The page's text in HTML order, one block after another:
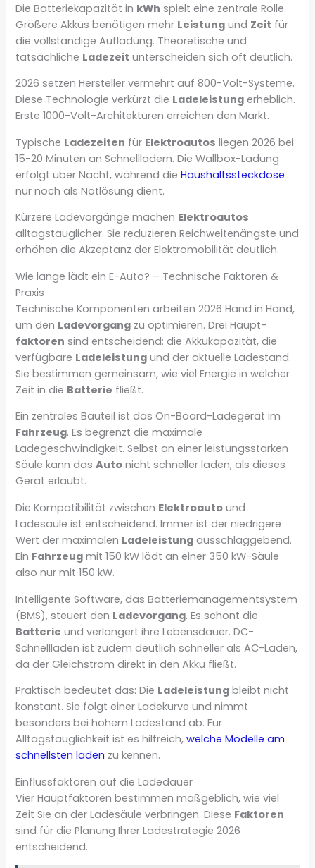
Die Batteriekapazität in kWh spielt eine zentrale Rolle.
Größere Akkus benötigen mehr Leistung und Zeit für
die vollständige Aufladung. Theoretische und
tatsächliche Ladezeit unterscheiden sich oft deutlich.
2026 setzen Hersteller vermehrt auf 800-Volt-Systeme.
Diese Technologie verkürzt die Ladeleistung erheblich.
Erste 1000-Volt-Architekturen erreichen den Markt.
Typische Ladezeiten für Elektroautos liegen 2026 bei
15-20 Minuten an Schnellladern. Die Wallbox-Ladung
erfolgt über Nacht, während dieHaushaltssteckdose
nur noch als Notlösung dient.
Kürzere Ladevorgänge machen Elektroautos
alltagstauglicher. Sie reduzieren Reichweitenängste und
erhöhen die Akzeptanz der Elektromobilität deutlich.
Wie lange lädt ein E-Auto? – Technische Faktoren &
Praxis
Technische Komponenten arbeiten 2026 Hand in Hand,
um den Ladevorgang zu optimieren. Drei Haupt-
faktoren sind entscheidend: die Akkukapazität, die
verfügbare Ladeleistung und der aktuelle Ladestand.
Sie bestimmen gemeinsam, wie viel Energie in welcher
Zeit in die Batterie fließt.
Ein zentrales Bauteil ist das On-Board-Ladegerät im
Fahrzeug. Es begrenzt die maximale
Ladegeschwindigkeit. Selbst an einer leistungsstarken
Säule kann dasAuto nicht schneller laden, als dieses
Gerät erlaubt.
Die Kompatibilität zwischen Elektroauto und
Ladesäule ist entscheidend. Immer ist der niedrigere
Wert der maximalen Ladeleistung ausschlaggebend.
Ein Fahrzeug mit 150 kW lädt an einer 350 kW-Säule
also nur mit 150 kW.
Intelligente Software, das Batteriemanagementsystem
(BMS), steuert den Ladevorgang. Es schont die
Batterie und verlängert ihre Lebensdauer. DC-
Schnellladen ist zudem deutlich schneller als AC-Laden,
da der Gleichstrom direkt in den Akku fließt.
Praktisch bedeutet das: Die Ladeleistung bleibt nicht
konstant. Sie folgt einer Ladekurve und nimmt
besonders bei hohem Ladestand ab. Für
Alltagstauglichkeit ist es hilfreich,welche Modelle am
schnellsten laden zu kennen.
Einflussfaktoren auf die Ladedauer
Vier Hauptfaktoren bestimmen maßgeblich, wie viel
Zeit Sie an der Ladesäule verbringen. Diese Faktoren
sind für die Planung Ihrer Ladestrategie 2026
entscheidend.